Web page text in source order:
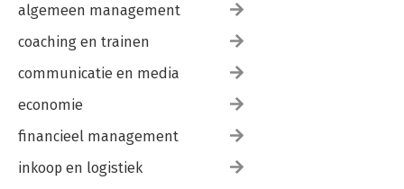
algemeen management
coaching en trainen
communicatie en media
economie
financieel management
inkoop en logistiek